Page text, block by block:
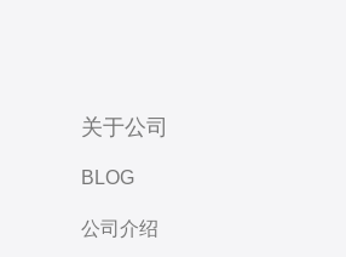
关于公司
BLOG
公司介绍